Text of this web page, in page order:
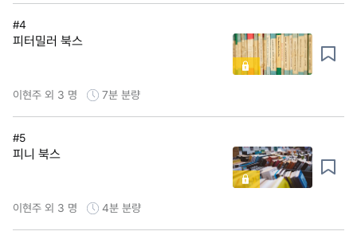
#4
피터밀러 북스
이현주 외 3 명 7분 분량
#5
피니 북스
이현주 외 3 명 4분 분량